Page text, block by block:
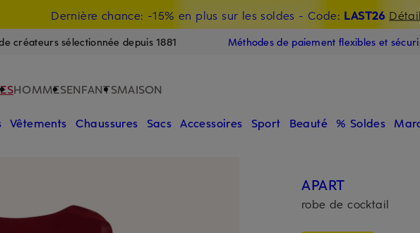
Dernière chance: -15% en plus sur les soldes - Code: LAST26
créateurs sélectionnée depuis 1881 Méthodes de paiement flexibles et
HOMMESENFANTSMAISON
Vêtements Chaussures Sacs Accessoires Sport Beauté % Soldes
APART
robe de cocktail